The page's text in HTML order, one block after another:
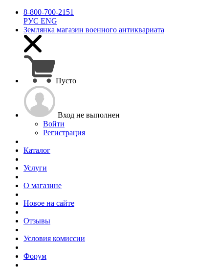
8-800-700-2151
РУС ENG
Землянка магазин военного антиквариата
Пусто
Вход не выполнен
Войти
Регистрация
Каталог
Услуги
О магазине
Новое на сайте
Отзывы
Условия комиссии
Форум